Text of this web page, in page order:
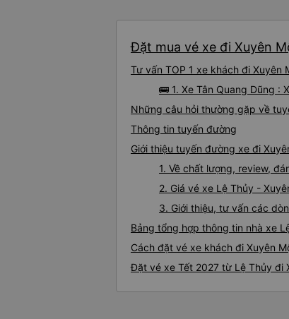
Đặt mua vé xe đi Xuyên
Tư vấn TOP 1 xe khách đi
🚌 1. Xe Tân Quang Dũng :
Những câu hỏi thường gặp về
Thông tin tuyến đường
Giới thiệu tuyến đường xe đi
1. Về chất lượng, review,
2. Giá vé xe Lệ Thủy -
3. Giới thiệu, tư vấn các
Bảng tổng hợp thông tin nhà xe
Cách đặt vé xe khách đi Xuyên
Đặt vé xe Tết 2027 từ Lệ Thủy đi